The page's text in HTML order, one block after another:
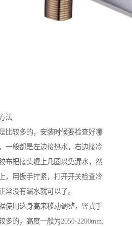
法
比较多的，安装时候要检查好哪
一般都是左边接热水，右边接冷
布把接头缠上几圈以免漏水，然
，用扳手拧紧，打开开关检查冷
常没有漏水就可以了。
使用这身高来移动调整，竖式手
多的，高度一般为2050-2200mm;